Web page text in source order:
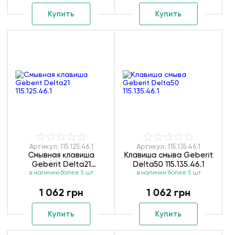
Купить Купить
Артикул: 115.125.46.1
Смывная клавиша
Geberit Delta21
115.125.46.1
в наличии более 5 шт
1 062 грн
Купить
Артикул: 115.135.46.1
Клавиша смыва Geberit
Delta50 115.135.46.1
в наличии более 5 шт
1 062 грн
Купить